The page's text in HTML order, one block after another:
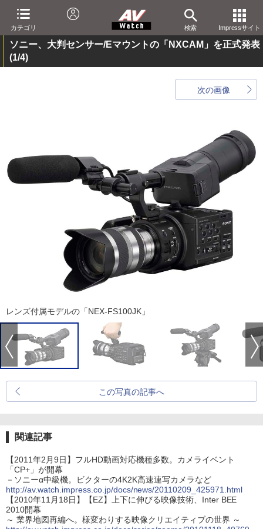
カテゴリ 検索 Impressサイト
ソニー、大判センサー/Eマウントの「NXCAM」を正式発表
(1/4)
次の画像
レンズ付属モデルの「NEX-FS100JK」
この写真の記事へ
関連記事
【2011年2月9日】フルHD動画対応機種多数。カメライベント
「CP+」が開幕
－ソニーα中級機。ビクターの4K2K高速連写カメラなど
http://av.watch.impress.co.jp/docs/news/20110209_425971.html
【2010年11月18日】【EZ】上下に伸びる映像技術、Inter BEE
2010開幕
～ 業界地図再編へ。様変わりする映像クリエイティブの世界 ～